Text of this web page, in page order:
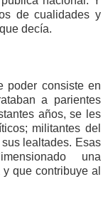
de cualidades y
decía.
poder consiste en
a parientes
años, se les
militantes del
lealtades. Esas
una
que contribuye al